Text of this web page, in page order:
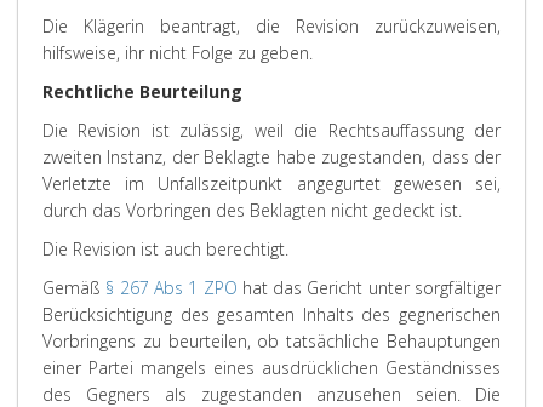
Die Klägerin beantragt, die Revision zurückzuweisen,
hilfsweise, ihr nicht Folge zu geben.
Rechtliche Beurteilung
Die Revision ist zulässig, weil die Rechtsauffassung der
zweiten Instanz, der Beklagte habe zugestanden, dass der
Verletzte im Unfallszeitpunkt angegurtet gewesen sei,
durch das Vorbringen des Beklagten nicht gedeckt ist.
Die Revision ist auch berechtigt.
Gemäß § 267 Abs 1 ZPO hat das Gericht unter sorgfältiger
Berücksichtigung des gesamten Inhalts des gegnerischen
Vorbringens zu beurteilen, ob tatsächliche Behauptungen
einer Partei mangels eines ausdrücklichen Geständnisses
des Gegners als zugestanden anzusehen seien. Die